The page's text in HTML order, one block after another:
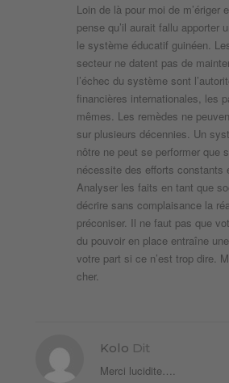
Loin de là pour moi de m’ériger
pense qu’il aurait fallu apporter
le système éducatif guinéen.
secteur ne datent pas de
l’échec du système sont
financières internationales, les
mêmes. Les remèdes ne
sur plusieurs décennies. Un
nôtre ne peut se performer que
nécessite des efforts constants
Analyser les faits en tant que
décrire sans complaisance la
préconiser. Il ne faut pas que
du pouvoir en place entraîne
votre part si ce n’est trop dire.
cher.
Kolo Dit
Merci lucidite….